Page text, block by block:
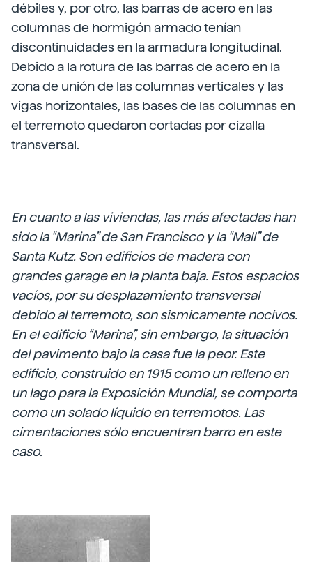
débiles y, por otro, las barras de acero en las
columnas de hormigón armado tenían
discontinuidades en la armadura longitudinal.
Debido a la rotura de las barras de acero en la
zona de unión de las columnas verticales y las
vigas horizontales, las bases de las columnas en
el terremoto quedaron cortadas por cizalla
transversal.
En cuanto a las viviendas, las más afectadas han
sido la “Marina” de San Francisco y la “Mall” de
Santa Kutz. Son edificios de madera con
grandes garage en la planta baja. Estos espacios
vacíos, por su desplazamiento transversal
debido al terremoto, son sismicamente nocivos.
En el edificio “Marina”, sin embargo, la situación
del pavimento bajo la casa fue la peor. Este
edificio, construido en 1915 como un relleno en
un lago para la Exposición Mundial, se comporta
como un solado líquido en terremotos. Las
cimentaciones sólo encuentran barro en este
caso.